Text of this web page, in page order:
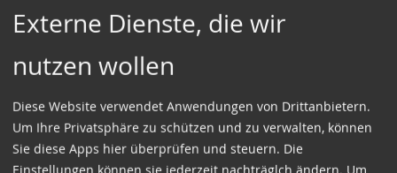
Mühlendatenbank der
Konische Galeriewindmühle aus dem Jahre 1840.
Die Kappe wird durch ein innenliegendes Gaffelrad
in den Wind gedreht. Das heutige Wahrzeichen von
Externe Dienste, die wir
nutzen wollen
Diese Website verwendet Anwendungen von Drittanbietern.
Um Ihre Privatsphäre zu schützen und zu verwalten, können
Sie diese Apps hier überprüfen und steuern. Die
Einstellungen können sie jederzeit nachträglch ändern. Um